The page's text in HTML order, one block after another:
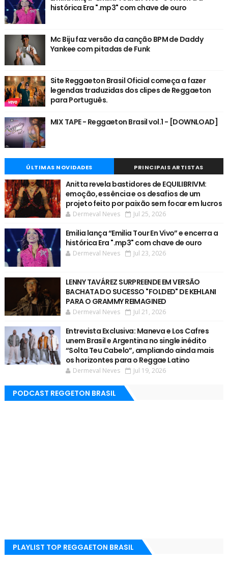
histórica Era ".mp3" com chave de ouro
Mc Biju faz versão da canção BPM de Daddy
Yankee com pitadas de Funk
Site Reggaeton Brasil Oficial começa a fazer
legendas traduzidas dos clipes de Reggaeton
para Português.
MIX TAPE - Reggaeton Brasil vol.1 - [DOWNLOAD]
ÚLTIMAS NOVIDADES PRINCIPAIS ARTISTAS
Anitta revela bastidores de EQUILIBRIVM:
emoção, essência e os desafios de um
projeto feito por paixão sem focar em lucros
Dermeval Neves Jul 25, 2026
Emilia lança “Emilia Tour En Vivo” e encerra a
histórica Era ".mp3" com chave de ouro
Dermeval Neves Jul 23, 2026
LENNY TAVÁREZ SURPREENDE EM VERSÃO
BACHATA DO SUCESSO "FOLDED" DE KEHLANI
PARA O GRAMMY REIMAGINED
Dermeval Neves Jul 21, 2026
Entrevista Exclusiva: Maneva e Los Cafres
unem Brasil e Argentina no single inédito
“Solta Teu Cabelo”, ampliando ainda mais
os horizontes para o Reggae Latino
Dermeval Neves Jul 19, 2026
PODCAST REGGETON BRASIL
PLAYLIST TOP REGGAETON BRASIL